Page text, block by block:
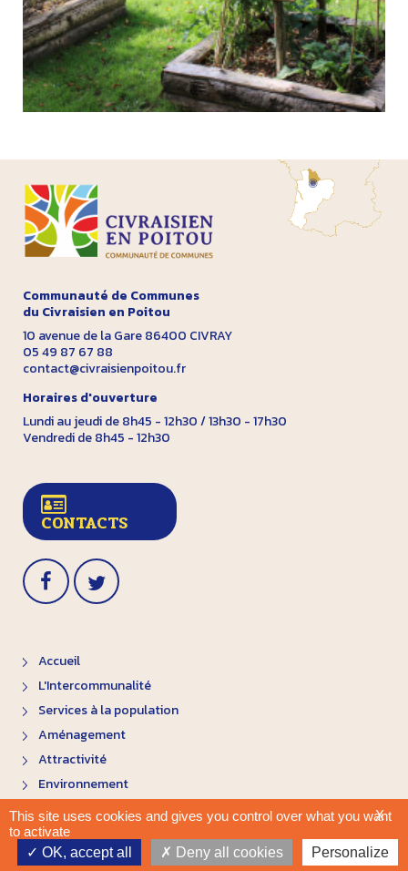
Communauté de Communes
du Civraisien en Poitou
10 avenue de la Gare 86400 CIVRAY
05 49 87 67 88
contact@civraisienpoitou.fr
Horaires d'ouverture
Lundi au jeudi de 8h45 - 12h30 / 13h30 - 17h30
Vendredi de 8h45 - 12h30
CONTACTS
Accueil
L'Intercommunalité
Services à la population
Aménagement
Attractivité
Environnement
Plan du site
Mentions légales
Site internet par WebImpulse
X
This site uses cookies and gives you control over what you want
to activate
OK, accept all
Deny all cookies Personalize